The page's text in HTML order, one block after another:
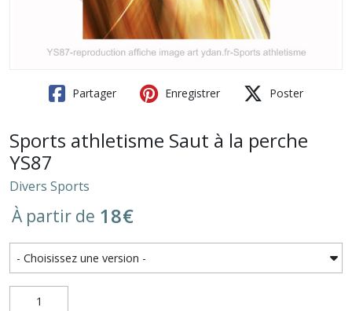
Partager Enregistrer Poster
Sports athletisme Saut à la perche
YS87
Divers Sports
À partir de 18€